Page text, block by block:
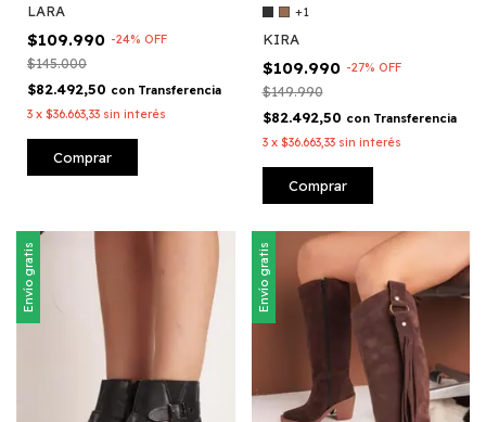
LARA
$109.990 -24% OFF
$145.000
$82.492,50 con Transferencia
3 x $36.663,33 sin interés
Comprar
+1
KIRA
$109.990 -27% OFF
$149.990
$82.492,50 con Transferencia
3 x $36.663,33 sin interés
Comprar
Envío gratis Envío gratis